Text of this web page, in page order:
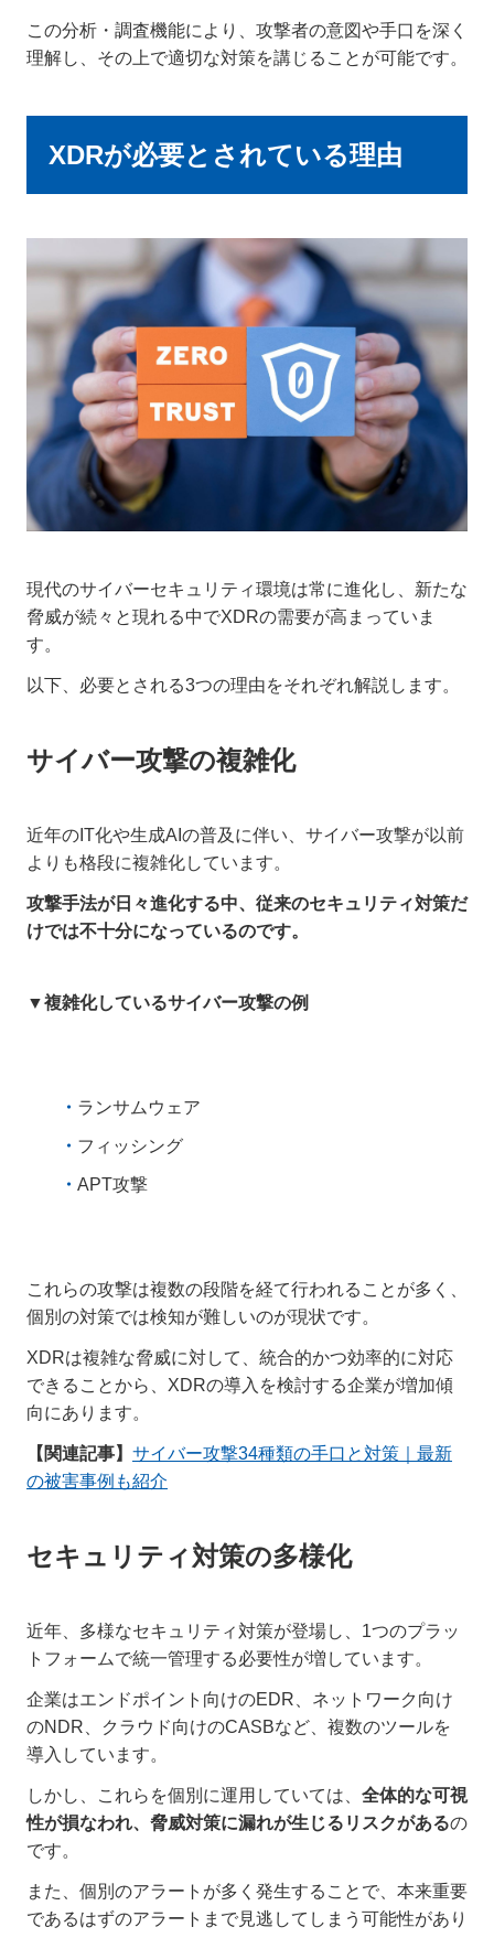
この分析・調査機能により、攻撃者の意図や手口を深く
理解し、その上で適切な対策を講じることが可能です。
XDRが必要とされている理由
現代のサイバーセキュリティ環境は常に進化し、新たな
脅威が続々と現れる中でXDRの需要が高まっていま
す。
以下、必要とされる3つの理由をそれぞれ解説します。
サイバー攻撃の複雑化
近年のIT化や生成AIの普及に伴い、サイバー攻撃が以前
よりも格段に複雑化しています。
攻撃手法が日々進化する中、従来のセキュリティ対策だ
けでは不十分になっているのです。
▼複雑化しているサイバー攻撃の例
ランサムウェア
フィッシング
APT攻撃
これらの攻撃は複数の段階を経て行われることが多く、
個別の対策では検知が難しいのが現状です。
XDRは複雑な脅威に対して、統合的かつ効率的に対応
できることから、XDRの導入を検討する企業が増加傾
向にあります。
【関連記事】 サイバー攻撃34種類の手口と対策｜最新
の被害事例も紹介
セキュリティ対策の多様化
近年、多様なセキュリティ対策が登場し、1つのプラッ
トフォームで統一管理する必要性が増しています。
企業はエンドポイント向けのEDR、ネットワーク向け
のNDR、クラウド向けのCASBなど、複数のツールを
導入しています。
しかし、これらを個別に運用していては、 全体的な可視
性が損なわれ、脅威対策に漏れが生じるリスクがあるの
です。
また、個別のアラートが多く発生することで、本来重要
であるはずのアラートまで見逃してしまう可能性があり